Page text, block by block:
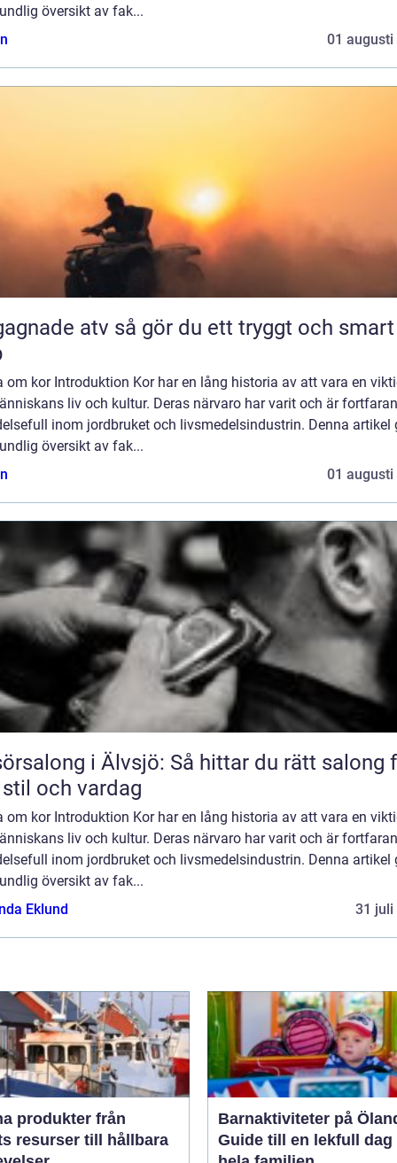
översikt av fak...
01 augusti
atv så gör du ett tryggt och smart
om kor Introduktion Kor har en lång historia av att vara en
liv och kultur. Deras närvaro har varit och är
inom jordbruket och livsmedelsindustrin. Denna artikel
översikt av fak...
01 augusti
i Älvsjö: Så hittar du rätt salong
och vardag
om kor Introduktion Kor har en lång historia av att vara en
liv och kultur. Deras närvaro har varit och är
inom jordbruket och livsmedelsindustrin. Denna artikel
översikt av fak...
Eklund
31 juli
produkter från
resurser till hållbara
Barnaktiviteter på
Guide till en lekfull dag